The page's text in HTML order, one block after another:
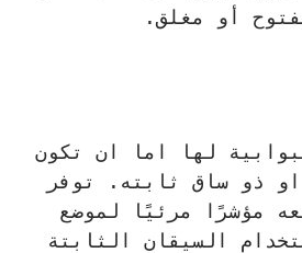
أو مغلق.
لها اما ان تكون
ذو ساق ثابته. توفر
مؤشرًا مرئيًا لموضع
السيقان الثابتة